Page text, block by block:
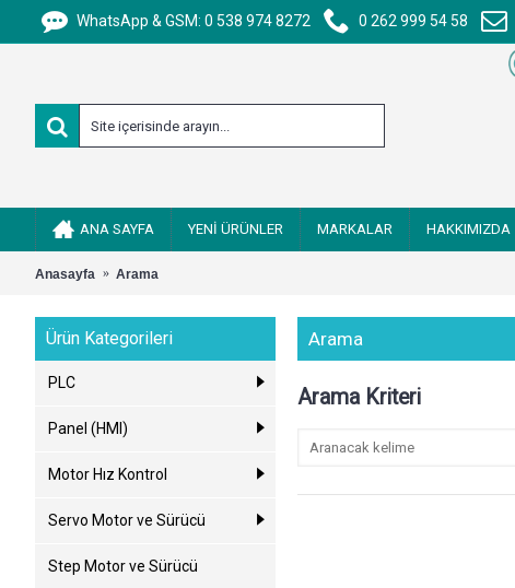
WhatsApp & GSM: 0 538 974 8272 0 262 999 54 58
ANA SAYFA YENİ ÜRÜNLER MARKALAR HAKKIMIZDA
Anasayfa Arama
Ürün Kategorileri
PLC
Panel (HMI)
Motor Hız Kontrol
Servo Motor ve Sürücü
Step Motor ve Sürücü
Arama
Arama Kriteri